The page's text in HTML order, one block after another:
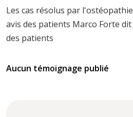
Les cas résolus par
avis des patients Marco Forte
des patients
Aucun témoignage publié